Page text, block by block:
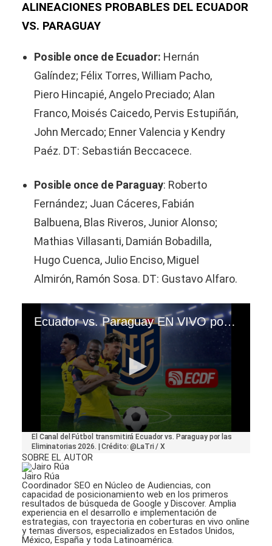
ALINEACIONES PROBABLES DEL ECUADOR
VS. PARAGUAY
Posible once de Ecuador: Hernán
Galíndez; Félix Torres, William Pacho,
Piero Hincapié, Angelo Preciado; Alan
Franco, Moisés Caicedo, Pervis Estupiñán,
John Mercado; Enner Valencia y Kendry
Paéz. DT: Sebastián Beccacece.
Posible once de Paraguay: Roberto
Fernández; Juan Cáceres, Fabián
Balbuena, Blas Riveros, Junior Alonso;
Mathias Villasanti, Damián Bobadilla,
Hugo Cuenca, Julio Enciso, Miguel
Almirón, Ramón Sosa. DT: Gustavo Alfaro.
Ecuador vs. Paraguay EN VIVO por las Eliminatorias 2026 vía El Canal del Fútbol
seconds
of
26
seconds
El Canal del Fútbol transmitirá Ecuador vs. Paraguay por las
Eliminatorias 2026. | Crédito: @LaTri / X
SOBRE EL AUTOR
Jairo Rúa
Coordinador SEO en Núcleo de Audiencias, con
capacidad de posicionamiento web en los primeros
resultados de búsqueda de Google y Discover. Amplia
experiencia en el desarrollo e implementación de
estrategias, con trayectoria en coberturas en vivo online
y temas diversos, especializados en Estados Unidos,
México, España y toda Latinoamérica.